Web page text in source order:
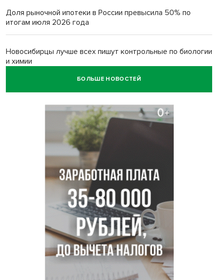
Доля рыночной ипотеки в России превысила 50% по
итогам июля 2026 года
Новосибирцы лучше всех пишут контрольные по биологии
и химии
БОЛЬШЕ НОВОСТЕЙ